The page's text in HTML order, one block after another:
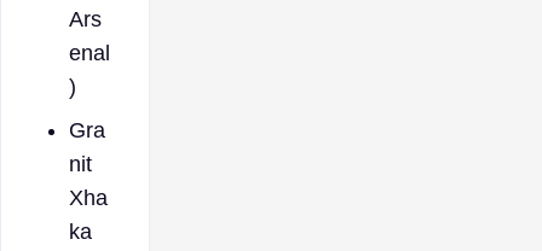
Ars
enal
)
Gra
nit
Xha
ka